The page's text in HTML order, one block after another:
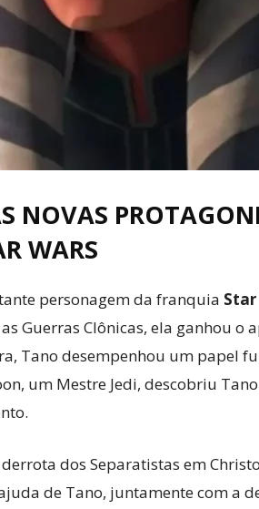
Pop!
NOVAS
WARS
personagem da franquia Star
Guerras Clônicas, ela ganhou o
Tano desempenhou um papel
um Mestre Jedi, descobriu
dos Separatistas em
de Tano, juntamente com a